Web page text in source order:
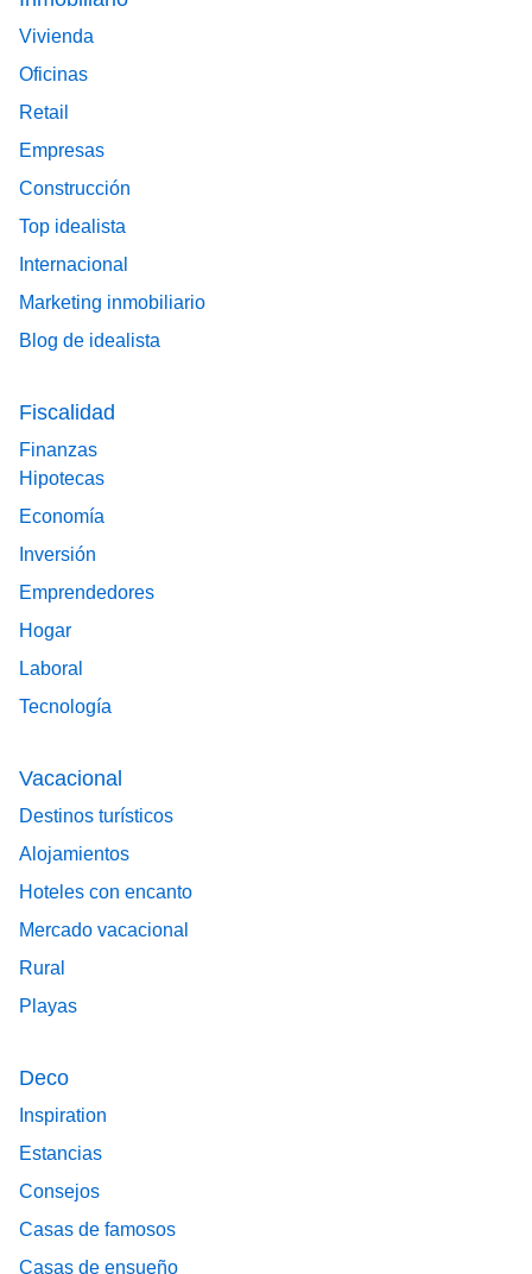
Vivienda
Oficinas
Retail
Empresas
Construcción
Top idealista
Internacional
Marketing inmobiliario
Blog de idealista
Fiscalidad
Finanzas
Hipotecas
Economía
Inversión
Emprendedores
Hogar
Laboral
Tecnología
Vacacional
Destinos turísticos
Alojamientos
Hoteles con encanto
Mercado vacacional
Rural
Playas
Deco
Inspiration
Estancias
Consejos
Casas de famosos
Casas de ensueño